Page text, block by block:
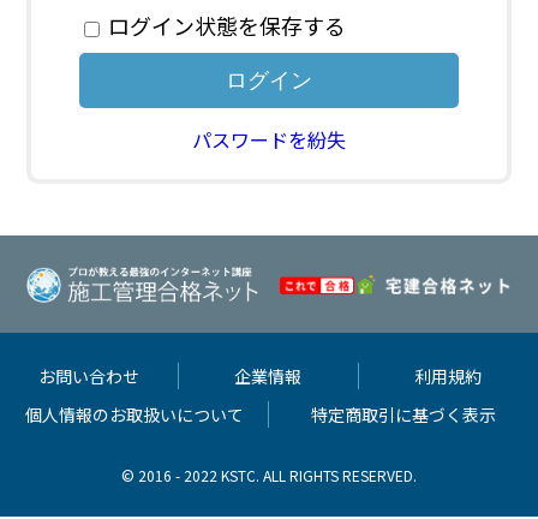
ログイン状態を保存する
パスワードを紛失
お問い合わせ 企業情報
利用規約
個人情報のお取扱いについて
特定商取引に基づく表示
© 2016 - 2022 KSTC. ALL RIGHTS RESERVED.